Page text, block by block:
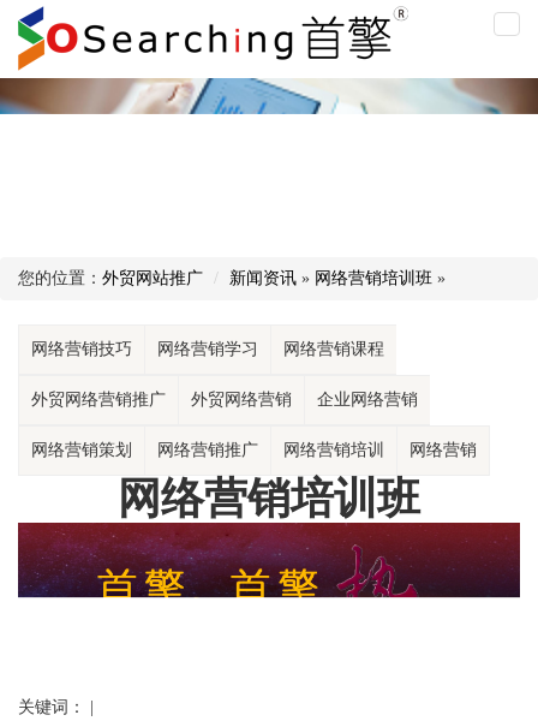
网
营
您的位置： 外贸网站推广 新闻资讯 » 网络营销培训班 »
网络营销技巧 网络营销学习 网络营销课程
外贸网络营销推广 外贸网络营销 企业网络营销
网络营销策划 网络营销推广 网络营销培训 网络营销
网络营销培训班
关键词： |